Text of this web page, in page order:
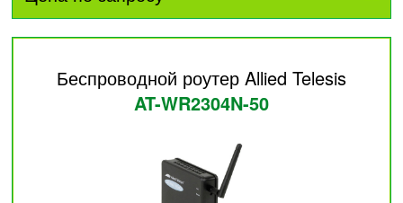
Беспроводной роутер Allied Telesis
AT-WR2304N-50